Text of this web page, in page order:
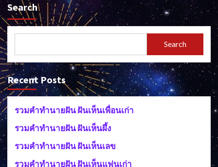
Search
Search
Recent Posts
รวมคำทำนายฝัน ฝันเห็นเพื่อนเก่า
รวมคำทำนายฝัน ฝันเห็นผึ้ง
รวมคำทำนายฝัน ฝันเห็นเลข
รวมคำทำนายฝัน ฝันเห็นแฟนเก่า